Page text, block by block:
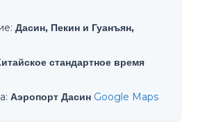
: Дасин, Пекин и Гуанъян,
стандартное время
: Аэропорт Дасин Google Maps